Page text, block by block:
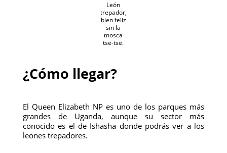
León
trepador,
bien feliz
sin la
mosca
tse-tse.
¿Cómo llegar?
El Queen Elizabeth NP es uno de los parques más
grandes de Uganda, aunque su sector más
conocido es el de Ishasha donde podrás ver a los
leones trepadores.